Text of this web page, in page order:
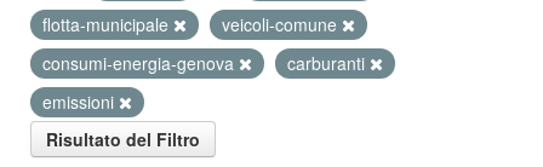
flotta-municipale
veicoli-comune
consumi-energia-genova
carburanti
emissioni
Risultato del Filtro